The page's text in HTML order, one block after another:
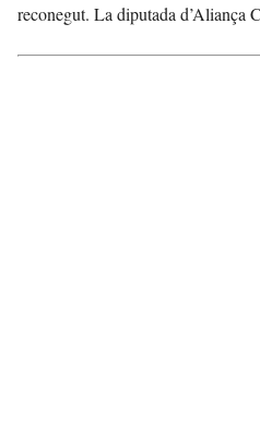
reconegut. La diputada d’Aliança